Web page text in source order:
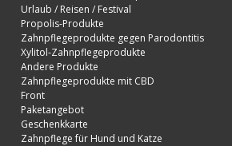
Urlaub / Reisen / Festival
Propolis-Produkte
Zahnpflegeprodukte gegen Parodontitis
Xylitol-Zahnpflegeprodukte
Andere Produkte
Zahnpflegeprodukte mit CBD
Front
Paketangebot
Geschenkkarte
Zahnpflege für Hund und Katze